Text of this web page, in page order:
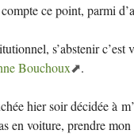
ce point, parmi
s’abstenir c’est
Bouchoux .
hier soir décidée à
en voiture, prendre